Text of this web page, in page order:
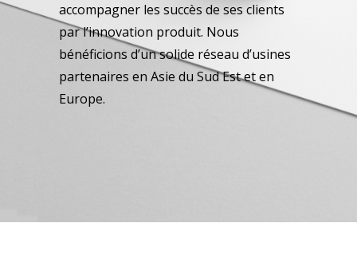
accompagner les succès de ses clients
par l’innovation produit. Nous
bénéficions d’un solide réseau d’usines
partenaires en Asie du Sud Est et en
Europe.